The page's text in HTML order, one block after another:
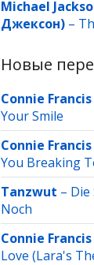
Michael
Джексон) –
Новые
Connie Francis
Your Smile
Connie Francis
You Breaking
Tanzwut – Die
Noch
Connie Francis
Love (Lara's